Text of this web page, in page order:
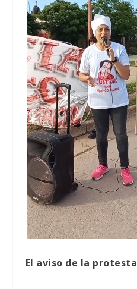
El aviso de la protesta